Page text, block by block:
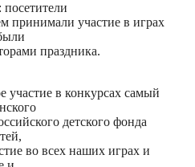
принимали участие в играх
праздника.
участие в конкурсах самый
детского фонда
во всех наших играх и